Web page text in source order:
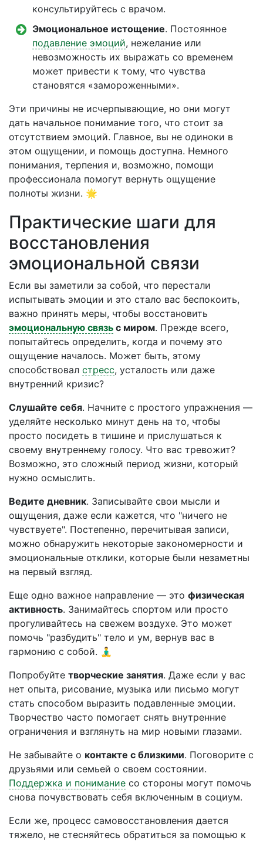
консультируйтесь с врачом.
Эмоциональное истощение. Постоянное
подавление эмоций, нежелание или
невозможность их выражать со временем
может привести к тому, что чувства
становятся «замороженными».
Эти причины не исчерпывающие, но они могут
дать начальное понимание того, что стоит за
отсутствием эмоций. Главное, вы не одиноки в
этом ощущении, и помощь доступна. Немного
понимания, терпения и, возможно, помощи
профессионала помогут вернуть ощущение
полноты жизни. 🌟
Практические шаги для
восстановления
эмоциональной связи
Если вы заметили за собой, что перестали
испытывать эмоции и это стало вас беспокоить,
важно принять меры, чтобы восстановить
эмоциональную связь с миром. Прежде всего,
попытайтесь определить, когда и почему это
ощущение началось. Может быть, этому
способствовал стресс, усталость или даже
внутренний кризис?
Слушайте себя. Начните с простого упражнения —
уделяйте несколько минут день на то, чтобы
просто посидеть в тишине и прислушаться к
своему внутреннему голосу. Что вас тревожит?
Возможно, это сложный период жизни, который
нужно осмыслить.
Ведите дневник. Записывайте свои мысли и
ощущения, даже если кажется, что "ничего не
чувствуете". Постепенно, перечитывая записи,
можно обнаружить некоторые закономерности и
эмоциональные отклики, которые были незаметны
на первый взгляд.
Еще одно важное направление — это физическая
активность. Занимайтесь спортом или просто
прогуливайтесь на свежем воздухе. Это может
помочь "разбудить" тело и ум, вернув вас в
гармонию с собой. 🧘‍♂️
Попробуйте творческие занятия. Даже если у вас
нет опыта, рисование, музыка или письмо могут
стать способом выразить подавленные эмоции.
Творчество часто помогает снять внутренние
ограничения и взглянуть на мир новыми глазами.
Не забывайте о контакте с близкими. Поговорите с
друзьями или семьей о своем состоянии.
Поддержка и понимание со стороны могут помочь
снова почувствовать себя включенным в социум.
Если же, процесс самовосстановления дается
тяжело, не стесняйтесь обратиться за помощью к